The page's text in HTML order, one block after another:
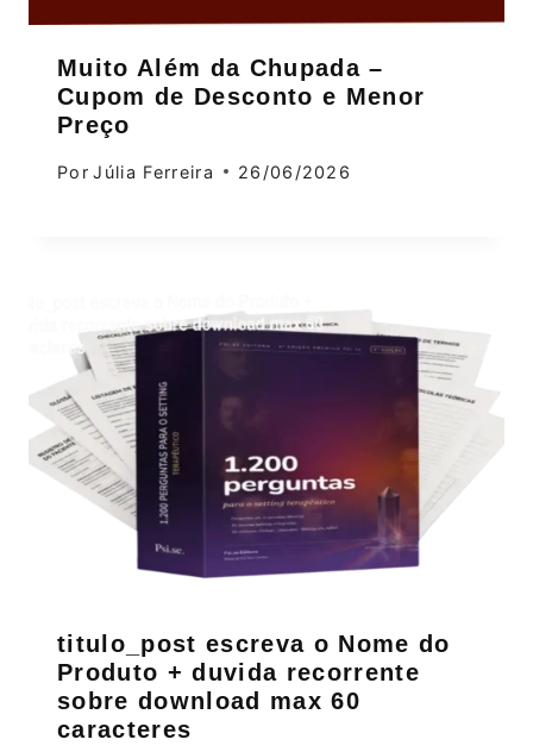
Muito Além da Chupada –
Cupom de Desconto e Menor
Preço
Por Júlia Ferreira 26/06/2026
titulo_post escreva o Nome do
Produto + duvida recorrente
sobre download max 60
caracteres